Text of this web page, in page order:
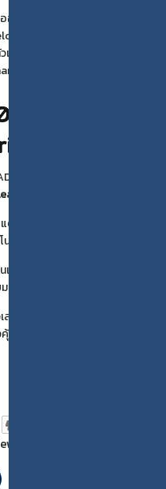
อย่าง Low-code/No-code และ
สามารถสร้างแอปพลิเคชัน
งได้ ผู้นำมีหน้าที่สนับสนุนและ
ไม่ใช่ปิดกั้น
ผู้นำพันธุ์
ในปีหน้า จะมุ่งเน้นการสร้าง
ต้องเข้าใจตรรกะและศักยภาพ
โลยี
เป็น และมีทักษะการสื่อสารที่ยอด
ขและการเงิน เพื่อตัดสินใจลงทุน
ค่า